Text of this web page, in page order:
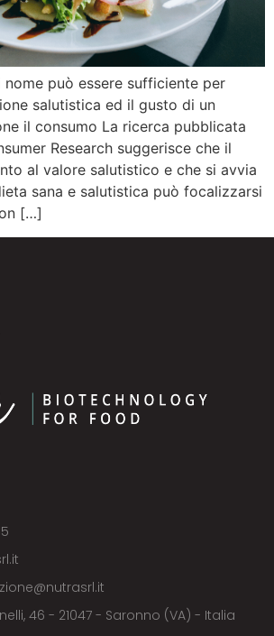
può essere sufficiente per
salutistica ed il gusto di un
il consumo La ricerca pubblicata
Research suggerisce che il
al valore salutistico e che si avvia
sana e salutistica può focalizzarsi
[…]
46 - 21047 - Saronno (VA) - Italia